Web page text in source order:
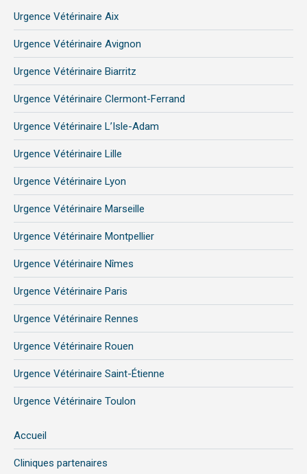
in
new
window
new new
Urgence Vétérinaire Aix
Urgence Vétérinaire Avignon
Urgence Vétérinaire Biarritz
Urgence Vétérinaire Clermont-Ferrand
Urgence Vétérinaire L’Isle-Adam
Urgence Vétérinaire Lille
Urgence Vétérinaire Lyon
Urgence Vétérinaire Marseille
Urgence Vétérinaire Montpellier
Urgence Vétérinaire Nîmes
Urgence Vétérinaire Paris
Urgence Vétérinaire Rennes
Urgence Vétérinaire Rouen
Urgence Vétérinaire Saint-Étienne
Urgence Vétérinaire Toulon
Accueil
Cliniques partenaires